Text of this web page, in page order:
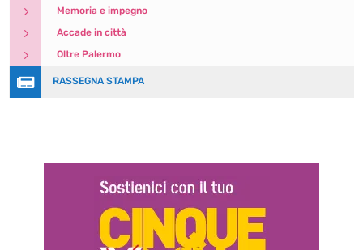
5 Memoria e impegno
5 Accade in città
5 Oltre Palermo
 RASSEGNA STAMPA